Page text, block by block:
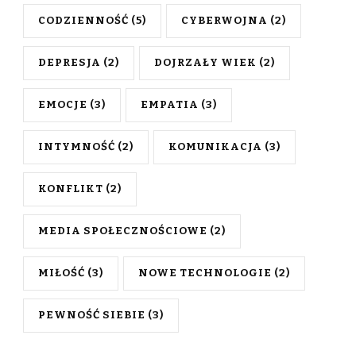
CODZIENNOŚĆ (5) CYBERWOJNA (2)
DEPRESJA (2) DOJRZAŁY WIEK (2)
EMOCJE (3) EMPATIA (3)
INTYMNOŚĆ (2) KOMUNIKACJA (3)
KONFLIKT (2)
MEDIA SPOŁECZNOŚCIOWE (2)
MIŁOŚĆ (3) NOWE TECHNOLOGIE (2)
PEWNOŚĆ SIEBIE (3)